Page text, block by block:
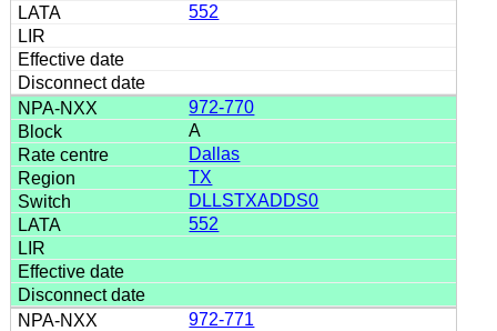
552
972-770
A
Dallas
TX
DLLSTXADDS0
552
972-771